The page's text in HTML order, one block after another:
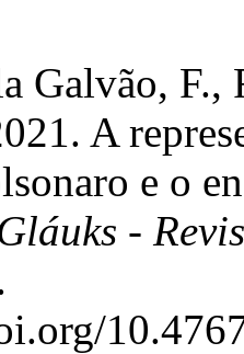
Galvão, F.,
A
e o
-